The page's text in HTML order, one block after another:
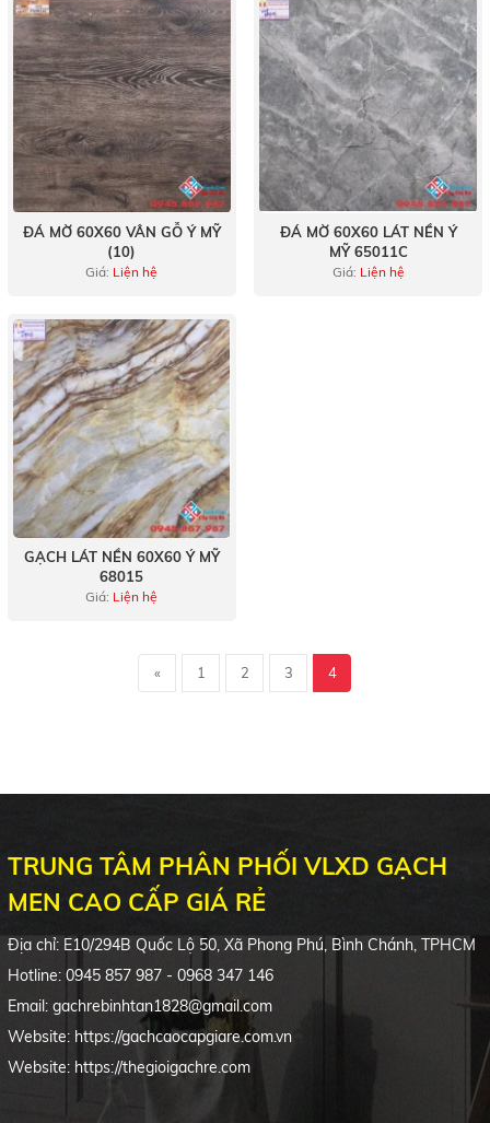
ĐÁ MỜ 60X60 VÂN GỖ Ý MỸ
(10)
Giá: Liện hệ
ĐÁ MỜ 60X60 LÁT NỀN Ý
MỸ 65011C
Giá: Liện hệ
GẠCH LÁT NỀN 60X60 Ý MỸ
68015
Giá: Liện hệ
« 1 2 3 4
TRUNG TÂM PHÂN PHỐI VLXD GẠCH
MEN CAO CẤP GIÁ RẺ
Địa chỉ: E10/294B Quốc Lộ 50, Xã Phong Phú, Bình Chánh, TPHCM
Hotline: 0945 857 987 - 0968 347 146
Email: gachrebinhtan1828@gmail.com
Website: https://gachcaocapgiare.com.vn
Website: https://thegioigachre.com